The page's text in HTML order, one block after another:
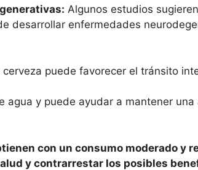
Algunos estudios
desarrollar enfermedades
puede favorecer el tránsito
agua y puede ayudar a mantener
con un consumo moderado y
y contrarrestar los posibles